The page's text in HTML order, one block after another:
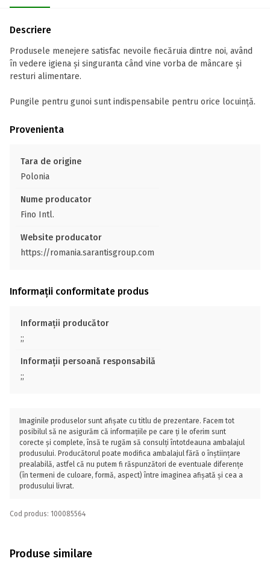
Descriere
Produsele menejere satisfac nevoile fiecăruia dintre noi, având
în vedere igiena și singuranta când vine vorba de mâncare și
resturi alimentare.
Pungile pentru gunoi sunt indispensabile pentru orice locuință.
Provenienta
Tara de origine
Polonia
Nume producator
Fino Intl.
Website producator
https://romania.sarantisgroup.com
Informații conformitate produs
Informații producător
;;
Informații persoană responsabilă
;;
Imaginile produselor sunt afișate cu titlu de prezentare. Facem tot
posibilul să ne asigurăm că informațiile pe care ți le oferim sunt
corecte și complete, însă te rugăm să consulți întotdeauna ambalajul
produsului. Producătorul poate modifica ambalajul fără o înștiințare
prealabilă, astfel că nu putem fi răspunzători de eventuale diferențe
(în termeni de culoare, formă, aspect) între imaginea afișată și cea a
produsului livrat.
Cod produs: 100085564
Produse similare